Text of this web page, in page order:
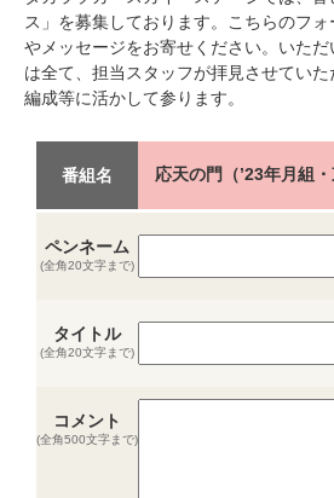
ス」を募集しております。こちらのフ
やメッセージをお寄せください。いた
は全て、担当スタッフが拝見させてい
編成等に活かして参ります。
番組名 応天の門（’23年月組・
ペンネーム
(全角20文字まで)
タイトル
(全角20文字まで)
コメント
(全角500文字まで)